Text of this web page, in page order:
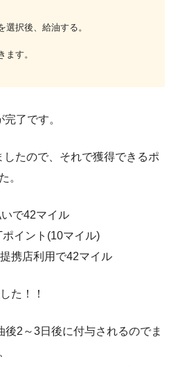
選択後、給油する。
ます。
了です。
たので、それで獲得できるポ
。
で42マイル
イント(10マイル)
携店利用で42マイル
た！！
2～3日後に付与されるのでま